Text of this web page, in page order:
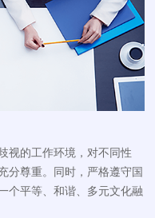
视的工作环境，对不同性
分尊重。同时，严格遵守国
个平等、和谐、多元文化融